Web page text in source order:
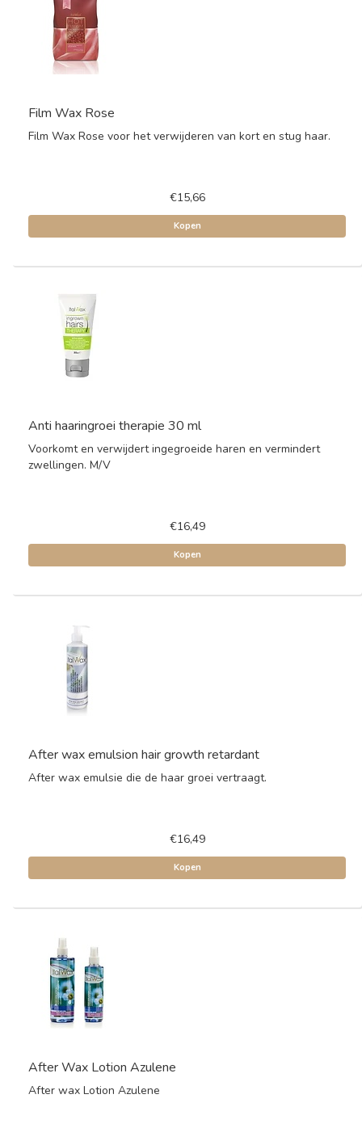
Film Wax Rose
Film Wax Rose voor het verwijderen van kort en stug haar.
€15,66
Kopen
Anti haaringroei therapie 30 ml
Voorkomt en verwijdert ingegroeide haren en vermindert
zwellingen. M/V
€16,49
Kopen
After wax emulsion hair growth retardant
After wax emulsie die de haar groei vertraagt.
€16,49
Kopen
After Wax Lotion Azulene
After wax Lotion Azulene